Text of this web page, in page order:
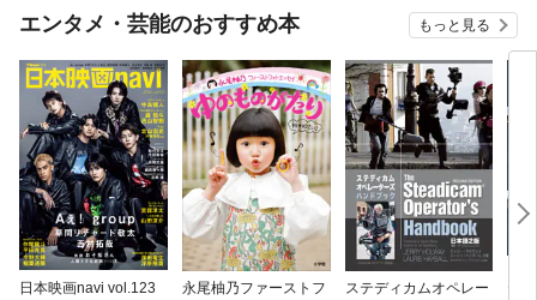
エンタメ・芸能のおすすめ本 もっと見る
日本映画navi vol.123
永尾柚乃ファーストフ
ステディカムオペレー